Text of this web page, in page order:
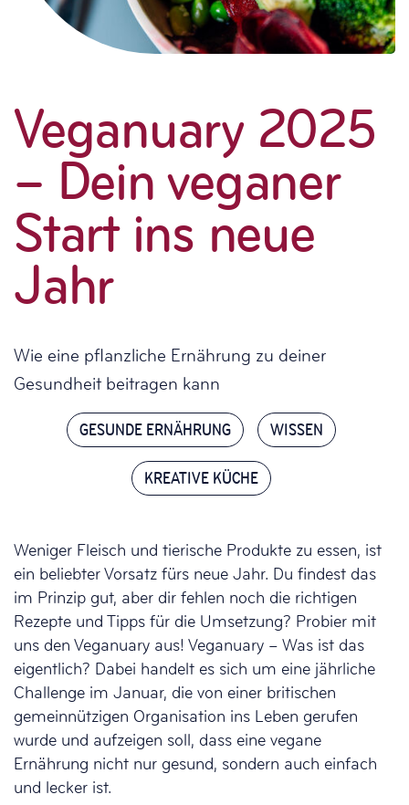
Veganuary 2025
– Dein veganer
Start ins neue
Jahr
Wie eine pflanzliche Ernährung zu deiner
Gesundheit beitragen kann
GESUNDE ERNÄHRUNG WISSEN
KREATIVE KÜCHE
Weniger Fleisch und tierische Produkte zu essen, ist
ein beliebter Vorsatz fürs neue Jahr. Du findest das
im Prinzip gut, aber dir fehlen noch die richtigen
Rezepte und Tipps für die Umsetzung? Probier mit
uns den Veganuary aus! Veganuary – Was ist das
eigentlich? Dabei handelt es sich um eine jährliche
Challenge im Januar, die von einer britischen
gemeinnützigen Organisation ins Leben gerufen
wurde und aufzeigen soll, dass eine vegane
Ernährung nicht nur gesund, sondern auch einfach
und lecker ist.